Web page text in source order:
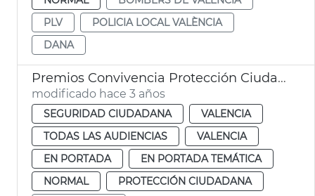
PLV
POLICIA LOCAL VALÈNCIA
DANA
Premios Convivencia Protección Ciudadana
modificado hace 3 años
SEGURIDAD CIUDADANA
VALENCIA
TODAS LAS AUDIENCIAS
VALENCIA
EN PORTADA
EN PORTADA TEMÁTICA
NORMAL
PROTECCIÓN CIUDADANA